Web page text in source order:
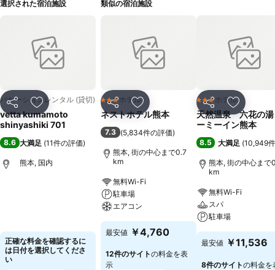
選択された宿泊施設
シェア お気に入りに追加
バケーションレンタル (貸切)
vetta kumamoto
shinyashiki 701
8.6 大満足 (11件の評価)
熊本, 国内
正確な料金を確認するに
は日付を選択してくださ
い
類似の宿泊施設
シェア お気に入りに追加
3 ホテルのランク
ホテル
ネストホテル熊本
7.3 (5,834件の評価)
熊本, 街の中心まで0.7
km
無料Wi-Fi
駐車場
エアコン
最安値 ￥4,760
12件のサイトの料金を表
示
シェア お気に入
3 ホテルのランク
ホテル
天然温泉 六花の
ーミーイン熊本
8.5 大満足 (10,949
熊本, 街の中心まで
km
無料Wi-Fi
スパ
駐車場
最安値 ￥11,536
8件のサイトの料金を